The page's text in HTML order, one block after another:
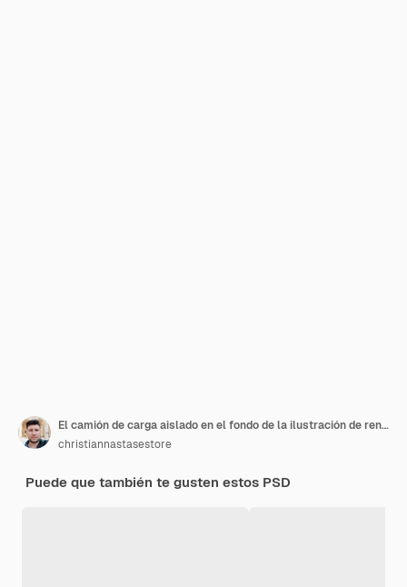
El camión de carga aislado en el fondo de la ilustración de renderización 3D
christiannastasestore
Puede que también te gusten estos PSD